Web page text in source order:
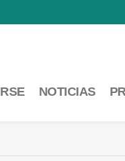
RSE NOTICIAS